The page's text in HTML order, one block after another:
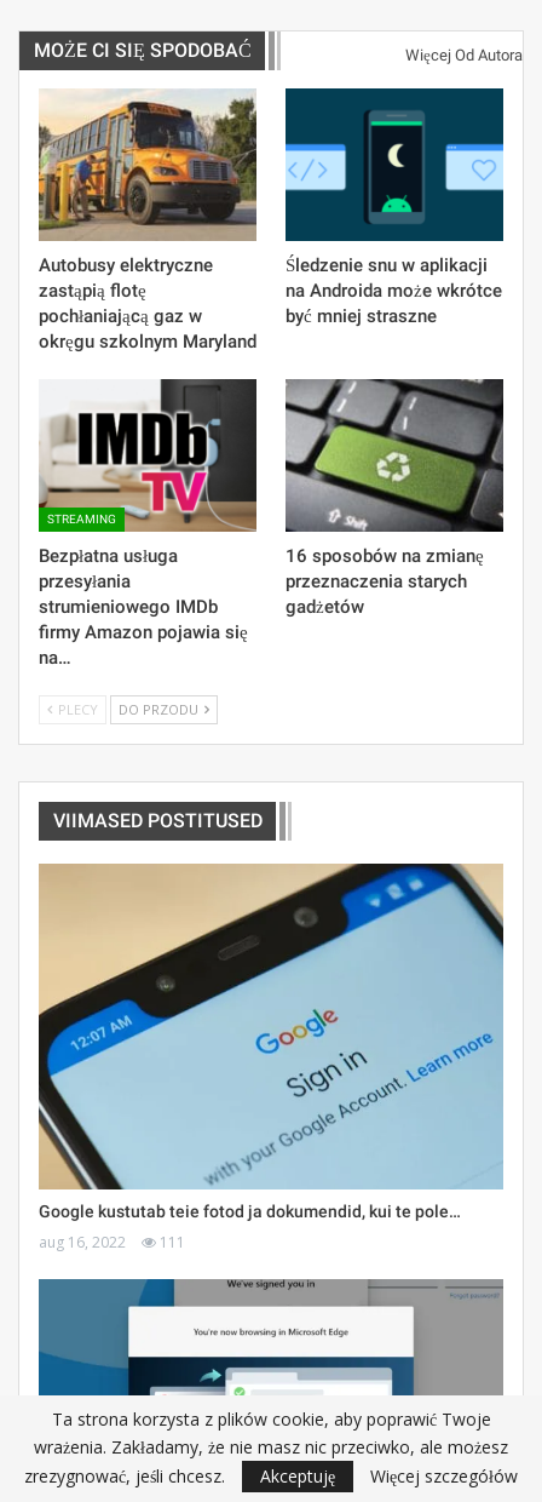
MOŻE CI SIĘ SPODOBAĆ Więcej Od Autora
Autobusy elektryczne
zastąpią flotę
pochłaniającą gaz w
okręgu szkolnym Maryland
Śledzenie snu w aplikacji
na Androida może wkrótce
być mniej straszne
STREAMING
Bezpłatna usługa
przesyłania
strumieniowego IMDb
firmy Amazon pojawia się
na…
16 sposobów na zmianę
przeznaczenia starych
gadżetów
PLECY DO PRZODU
VIIMASED POSTITUSED
Google kustutab teie fotod ja dokumendid, kui te pole…
aug 16, 2022 111
Ta strona korzysta z plików cookie, aby poprawić Twoje
wrażenia. Zakładamy, że nie masz nic przeciwko, ale możesz
zrezygnować, jeśli chcesz.
Akceptuję Więcej szczegółów